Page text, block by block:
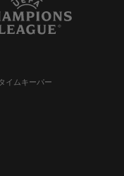
イムキーパー